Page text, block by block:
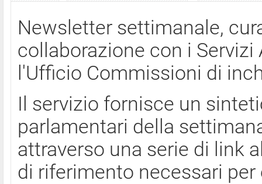
Newsletter settimanale,
collaborazione con i
l'Ufficio Commissioni di
Il servizio fornisce un
parlamentari della
attraverso una serie di link
di riferimento necessari